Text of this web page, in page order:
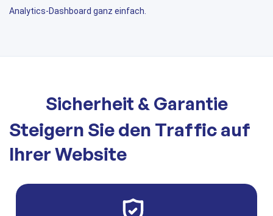
Analytics-Dashboard ganz einfach.
Sicherheit & Garantie
Steigern Sie den Traffic auf
Ihrer Website